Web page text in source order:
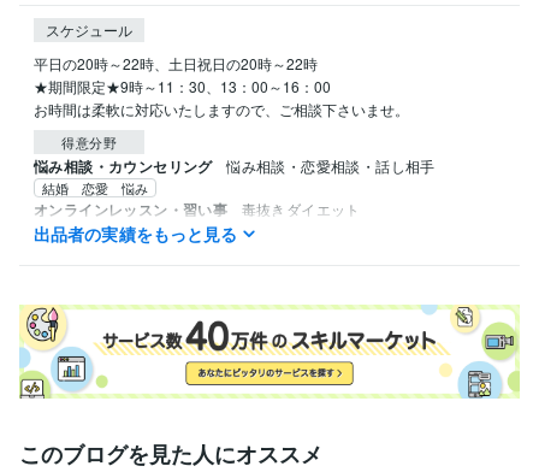
スケジュール
平日の20時～22時、土日祝日の20時～22時
★期間限定★9時～11：30、13：00～16：00
お時間は柔軟に対応いたしますので、ご相談下さいませ。
得意分野
悩み相談・カウンセリング 悩み相談・恋愛相談・話し相手
結婚 恋愛 悩み
オンラインレッスン・習い事 毒抜きダイエット
健康・ダイエット
語学力
出品者の実績をもっと見る
このブログを見た人にオススメ